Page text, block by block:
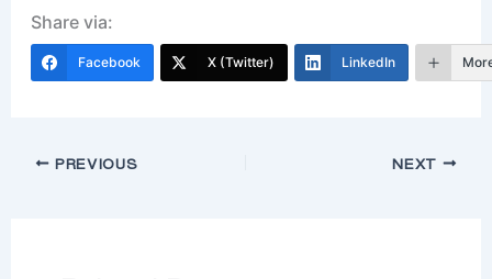
Share via:
Facebook X (Twitter) LinkedIn
PREVIOUS NEXT